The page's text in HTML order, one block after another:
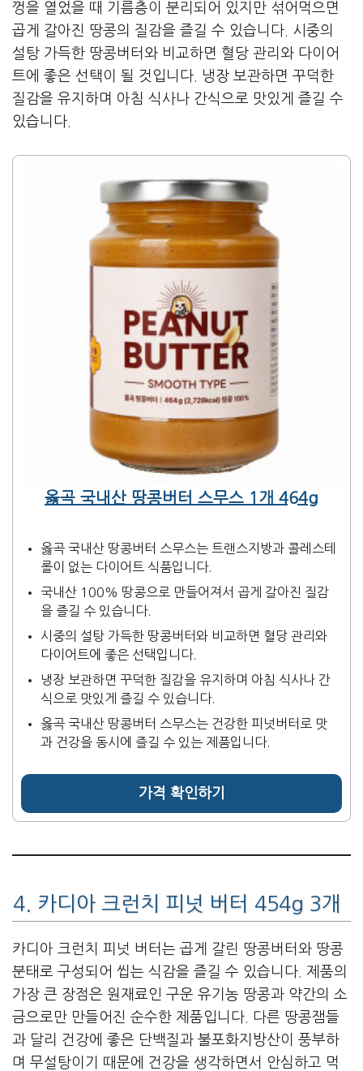
껑을 열었을 때 기름층이 분리되어 있지만 섞어먹으면
곱게 갈아진 땅콩의 질감을 즐길 수 있습니다. 시중의
설탕 가득한 땅콩버터와 비교하면 혈당 관리와 다이어
트에 좋은 선택이 될 것입니다. 냉장 보관하면 꾸덕한
질감을 유지하며 아침 식사나 간식으로 맛있게 즐길 수
있습니다.
옳곡 국내산 땅콩버터 스무스 1개 464g
옳곡 국내산 땅콩버터 스무스는 트랜스지방과 콜레스테
롤이 없는 다이어트 식품입니다.
국내산 100% 땅콩으로 만들어져서 곱게 갈아진 질감
을 즐길 수 있습니다.
시중의 설탕 가득한 땅콩버터와 비교하면 혈당 관리와
다이어트에 좋은 선택입니다.
냉장 보관하면 꾸덕한 질감을 유지하며 아침 식사나 간
식으로 맛있게 즐길 수 있습니다.
옳곡 국내산 땅콩버터 스무스는 건강한 피넛버터로 맛
과 건강을 동시에 즐길 수 있는 제품입니다.
가격 확인하기
4. 카디아 크런치 피넛 버터 454g 3개
카디아 크런치 피넛 버터는 곱게 갈린 땅콩버터와 땅콩
분태로 구성되어 씹는 식감을 즐길 수 있습니다. 제품의
가장 큰 장점은 원재료인 구운 유기농 땅콩과 약간의 소
금으로만 만들어진 순수한 제품입니다. 다른 땅콩잼들
과 달리 건강에 좋은 단백질과 불포화지방산이 풍부하
며 무설탕이기 때문에 건강을 생각하면서 안심하고 먹